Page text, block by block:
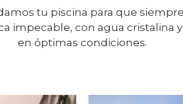
tu piscina para que siempre
impecable, con agua cristalina y
en óptimas condiciones.